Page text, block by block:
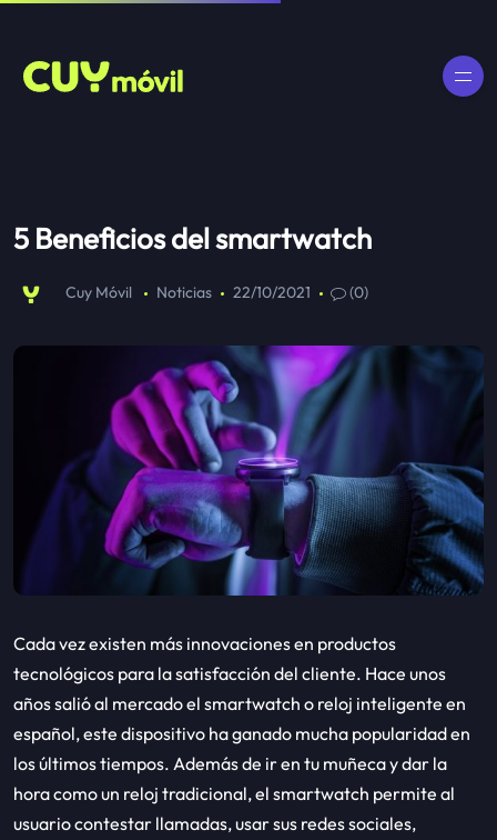
5 Beneficios del smartwatch
Cuy Móvil Noticias 22/10/2021 (0)
Cada vez existen más innovaciones en productos
tecnológicos para la satisfacción del cliente. Hace unos
años salió al mercado el smartwatch o reloj inteligente en
español, este dispositivo ha ganado mucha popularidad en
los últimos tiempos. Además de ir en tu muñeca y dar la
hora como un reloj tradicional, el smartwatch permite al
usuario contestar llamadas, usar sus redes sociales,